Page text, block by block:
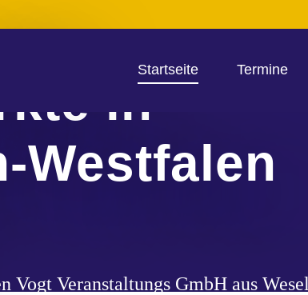
Startseite Termine
in
Westfalen
Vogt Veranstaltungs GmbH aus